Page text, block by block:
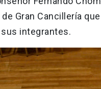
Gran Cancillería
integrantes.